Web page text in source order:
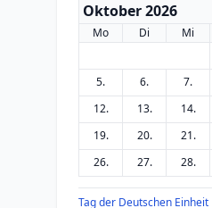
Oktober 2026
Mo Di Mi
5.
6. 7.
12.
13. 14.
19.
20. 21.
26.
27. 28.
Tag der Deutschen Einheit